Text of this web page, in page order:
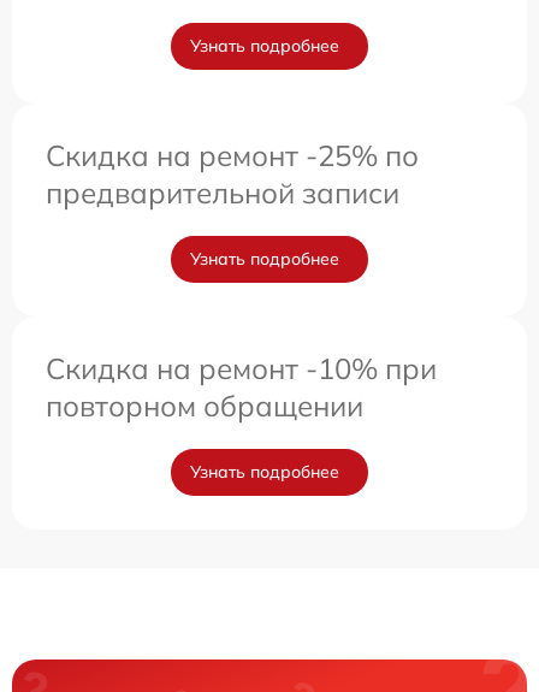
Узнать подробнее
Скидка на ремонт -25% по
предварительной записи
Узнать подробнее
Скидка на ремонт -10% при
повторном обращении
Узнать подробнее